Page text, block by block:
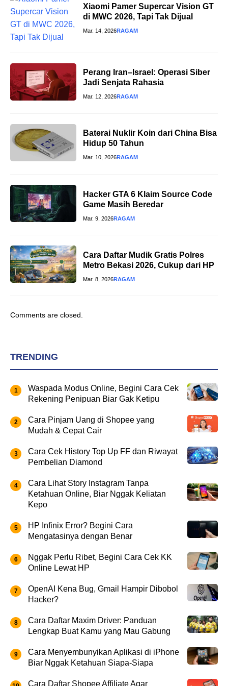
Xiaomi Pamer Supercar Vision GT
di MWC 2026, Tapi Tak Dijual
Mar. 14, 2026RAGAM
Perang Iran–Israel: Operasi Siber
Jadi Senjata Rahasia
Mar. 12, 2026RAGAM
Baterai Nuklir Koin dari China Bisa
Hidup 50 Tahun
Mar. 10, 2026RAGAM
Hacker GTA 6 Klaim Source Code
Game Masih Beredar
Mar. 9, 2026RAGAM
Cara Daftar Mudik Gratis Polres
Metro Bekasi 2026, Cukup dari HP
Mar. 8, 2026RAGAM
Comments are closed.
TRENDING
Waspada Modus Online, Begini Cara Cek
Rekening Penipuan Biar Gak Ketipu
Cara Pinjam Uang di Shopee yang
Mudah & Cepat Cair
Cara Cek History Top Up FF dan Riwayat
Pembelian Diamond
Cara Lihat Story Instagram Tanpa
Ketahuan Online, Biar Nggak Keliatan
Kepo
HP Infinix Error? Begini Cara
Mengatasinya dengan Benar
Nggak Perlu Ribet, Begini Cara Cek KK
Online Lewat HP
OpenAI Kena Bug, Gmail Hampir Dibobol
Hacker?
Cara Daftar Maxim Driver: Panduan
Lengkap Buat Kamu yang Mau Gabung
Cara Menyembunyikan Aplikasi di iPhone
Biar Nggak Ketahuan Siapa-Siapa
Cara Daftar Shopee Affiliate Agar